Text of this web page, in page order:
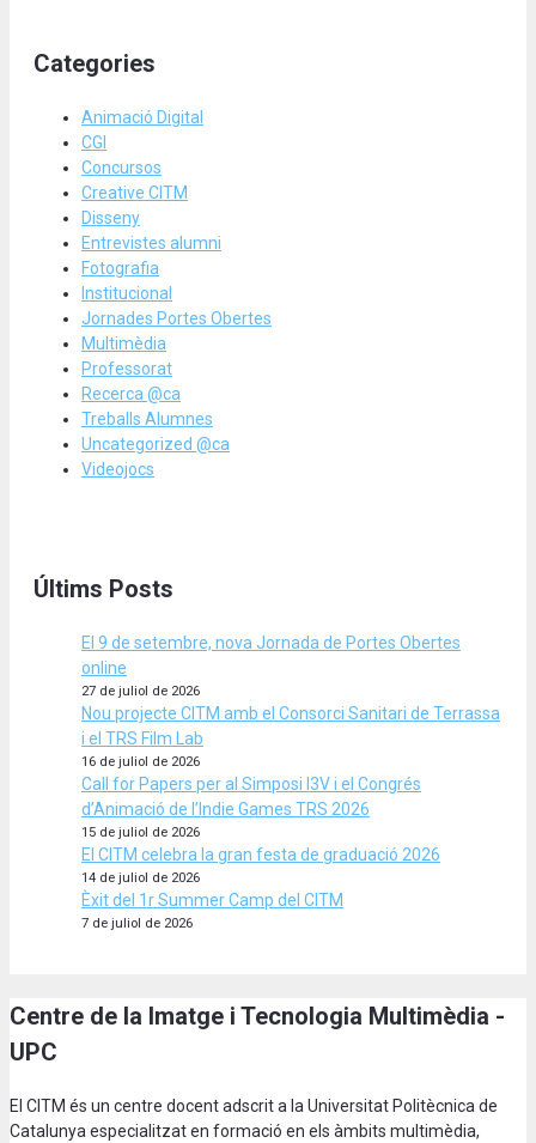
Categories
Animació Digital
CGI
Concursos
Creative CITM
Disseny
Entrevistes alumni
Fotografia
Institucional
Jornades Portes Obertes
Multimèdia
Professorat
Recerca @ca
Treballs Alumnes
Uncategorized @ca
Videojocs
Últims Posts
El 9 de setembre, nova Jornada de Portes Obertes
online
27 de juliol de 2026
Nou projecte CITM amb el Consorci Sanitari de Terrassa
i el TRS Film Lab
16 de juliol de 2026
Call for Papers per al Simposi I3V i el Congrés
d’Animació de l’Indie Games TRS 2026
15 de juliol de 2026
El CITM celebra la gran festa de graduació 2026
14 de juliol de 2026
Èxit del 1r Summer Camp del CITM
7 de juliol de 2026
Centre de la Imatge i Tecnologia Multimèdia -
UPC
El CITM és un centre docent adscrit a la Universitat Politècnica de
Catalunya especialitzat en formació en els àmbits multimèdia,